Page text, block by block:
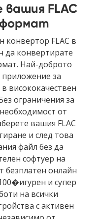
FLAC
формат
конвертор FLAC в
да конвертирате
Най-доброто
за
висококачествен
ограничения за
от
вашия FLAC
и след това
файл без да
софтуер на
онлайн
и супер
на всички
с активен